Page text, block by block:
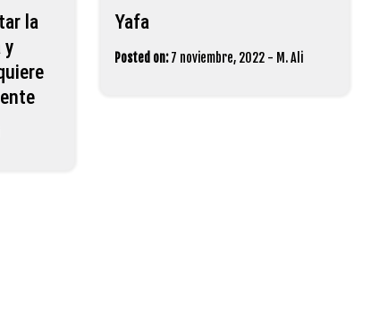
la
y
Yafa
Posted on: 7 noviembre, 2022- M. Ali